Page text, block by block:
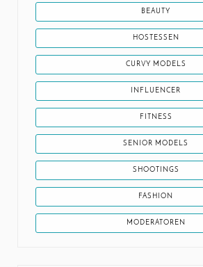
BEAUTY
HOSTESSEN
CURVY MODELS
INFLUENCER
FITNESS
SENIOR MODELS
SHOOTINGS
FASHION
MODERATOREN